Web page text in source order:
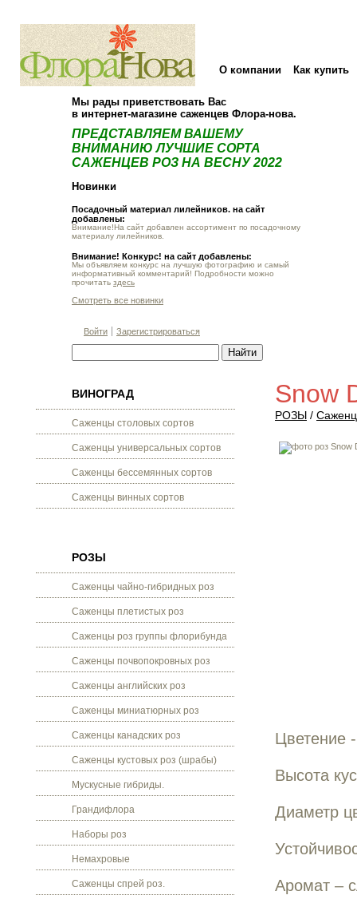
О компании Как купить
Мы рады приветствовать Вас
в интернет-магазине саженцев Флора-нова.
ПРЕДСТАВЛЯЕМ ВАШЕМУ
ВНИМАНИЮ ЛУЧШИЕ СОРТА
САЖЕНЦЕВ РОЗ НА ВЕСНУ 2022
Новинки
Посадочный материал лилейников. на сайт
добавлены:
Внимание!На сайт добавлен ассортимент по посадочному
материалу лилейников.
Внимание! Конкурс! на сайт добавлены:
Мы объявляем конкурс на лучшую фотографию и самый
информативный комментарий! Подробности можно
прочитать здесь
Смотреть все новинки
Войти Зарегистрироваться
ВИНОГРАД
Саженцы столовых сортов
Саженцы универсальных сортов
Саженцы бессемянных сортов
Саженцы винных сортов
РОЗЫ
Саженцы чайно-гибридных роз
Саженцы плетистых роз
Саженцы роз группы флорибунда
Саженцы почвопокровных роз
Саженцы английских роз
Саженцы миниатюрных роз
Саженцы канадских роз
Саженцы кустовых роз (шрабы)
Мускусные гибриды.
Грандифлора
Наборы роз
Немахровые
Саженцы спрей роз.
Snow
РОЗЫ /
Цветение
Высота
Диаметр
Аромат –